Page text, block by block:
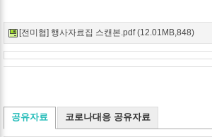
[전미협] 행사자료집 스캔본.pdf (12.01MB,848)
공유자료 코로나대응 공유자료